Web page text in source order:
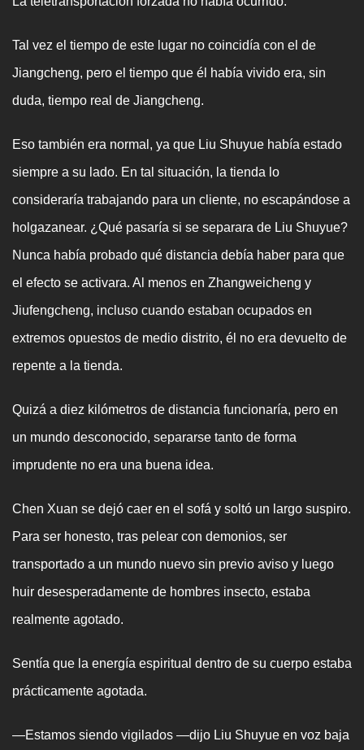
Tal vez el tiempo de este lugar no coincidía con el de
Jiangcheng, pero el tiempo que él había vivido era, sin
duda, tiempo real de Jiangcheng.
Eso también era normal, ya que Liu Shuyue había estado
siempre a su lado. En tal situación, la tienda lo
consideraría trabajando para un cliente, no escapándose a
holgazanear. ¿Qué pasaría si se separara de Liu Shuyue?
Nunca había probado qué distancia debía haber para que
el efecto se activara. Al menos en Zhangweicheng y
Jiufengcheng, incluso cuando estaban ocupados en
extremos opuestos de medio distrito, él no era devuelto de
repente a la tienda.
Quizá a diez kilómetros de distancia funcionaría, pero en
un mundo desconocido, separarse tanto de forma
imprudente no era una buena idea.
Chen Xuan se dejó caer en el sofá y soltó un largo suspiro.
Para ser honesto, tras pelear con demonios, ser
transportado a un mundo nuevo sin previo aviso y luego
huir desesperadamente de hombres insecto, estaba
realmente agotado.
Sentía que la energía espiritual dentro de su cuerpo estaba
prácticamente agotada.
—Estamos siendo vigilados —dijo Liu Shuyue en voz baja